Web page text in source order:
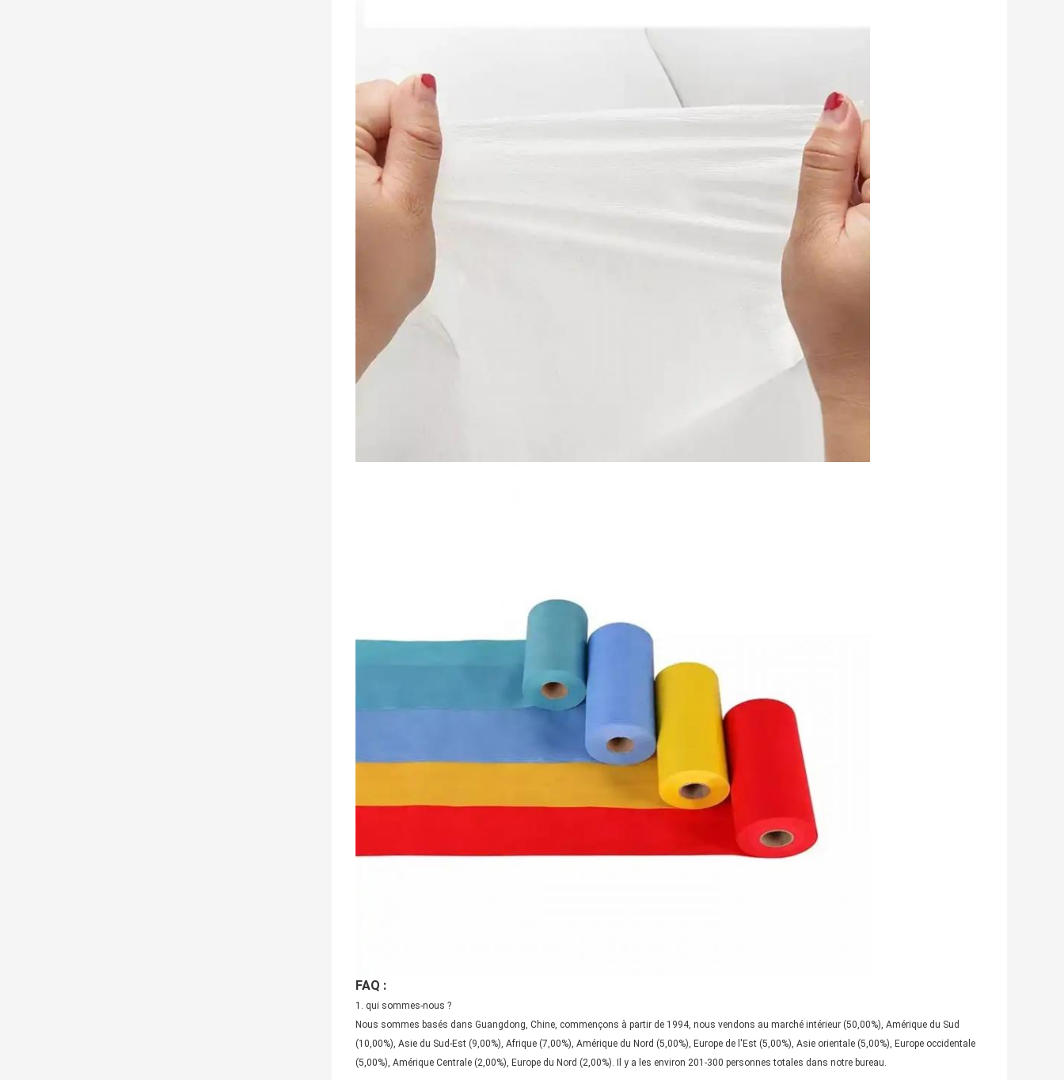
FAQ :
1. qui sommes-nous ?
Nous sommes basés dans Guangdong, Chine, commençons à partir de 1994, nous vendons au marché intérieur (50,00%), Amérique du Sud
(10,00%), Asie du Sud-Est (9,00%), Afrique (7,00%), Amérique du Nord (5,00%), Europe de l'Est (5,00%), Asie orientale (5,00%), Europe occidentale
(5,00%), Amérique Centrale (2,00%), Europe du Nord (2,00%). Il y a les environ 201-300 personnes totales dans notre bureau.